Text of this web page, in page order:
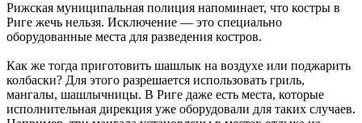
Рижская муниципальная полиция напоминает, что костры в
Риге жечь нельзя. Исключение — это специально
оборудованные места для разведения костров.
Как же тогда приготовить шашлык на воздухе или поджарить
колбаски? Для этого разрешается использовать гриль,
мангалы, шашлычницы. В Риге даже есть места, которые
исполнительная дирекция уже оборудовали для таких случаев.